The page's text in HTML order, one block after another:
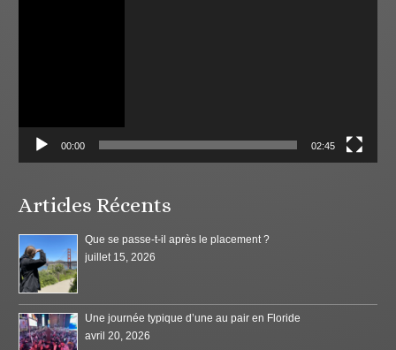
00:00 02:45
Articles Récents
Que se passe-t-il après le placement ?
juillet 15, 2026
Une journée typique d’une au pair en Floride
avril 20, 2026